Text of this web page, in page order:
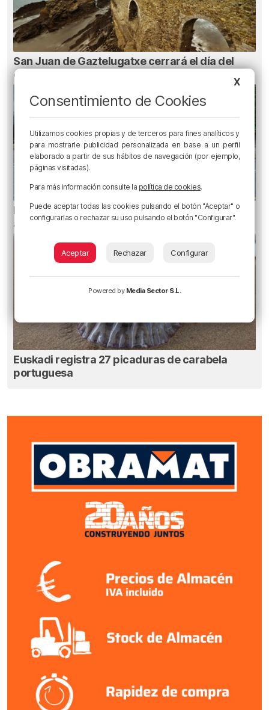
San Juan de Gaztelugatxe cerrará el día del
eclipse
Planes para esta semana en Bilbao, Bizkaia y
alrededores: del 4 al 10 de agosto
Euskadi registra 27 picaduras de carabela
portuguesa
X
Consentimiento de Cookies
Utilizamos cookies propias y de terceros para fines analíticos y
para mostrarle publicidad personalizada en base a un perfil
elaborado a partir de sus hábitos de navegación (por ejemplo,
páginas visitadas).
Para más información consulte la política de cookies.
Puede aceptar todas las cookies pulsando el botón "Aceptar" o
configurarlas o rechazar su uso pulsando el botón "Configurar".
Aceptar Rechazar Configurar
Powered by Media Sector S.L.